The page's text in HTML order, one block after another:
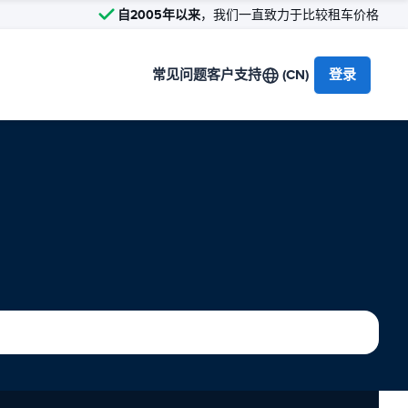
自2005年以来，我们一直致力于比较租车价格
常见问题客户支持 (CN) 登录